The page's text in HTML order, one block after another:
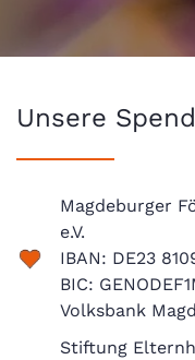
Unsere
Magdeburger
e.V.
IBAN: DE23
BIC:
Volksbank
Stiftung